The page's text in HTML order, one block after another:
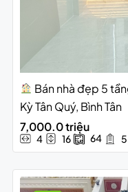
Bán nhà đẹp 5
Kỳ Tân Quý, Bình Tân
7,000.0 triệu
4 16 64 5